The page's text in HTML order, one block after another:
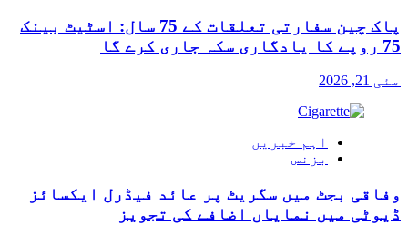
پاک چین سفارتی تعلقات کے 75 سال: اسٹیٹ بینک
75 روپے کا یادگاری سکہ جاری کرے گا
مئی 21, 2026
اہم خبریں
بزنس
وفاقی بجٹ میں سگریٹ پر عائد فیڈرل ایکسائز
ڈیوٹی میں نمایاں اضافے کی تجویز